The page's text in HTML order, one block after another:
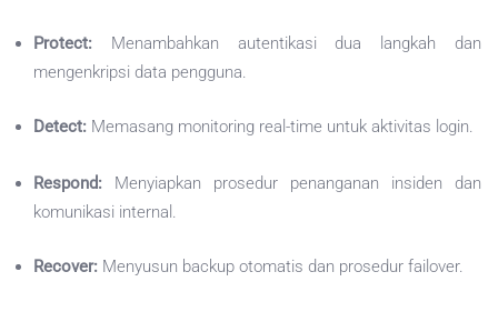
Protect: Menambahkan autentikasi dua langkah dan
mengenkripsi data pengguna.
Detect: Memasang monitoring real-time untuk aktivitas login.
Respond: Menyiapkan prosedur penanganan insiden dan
komunikasi internal.
Recover: Menyusun backup otomatis dan prosedur failover.